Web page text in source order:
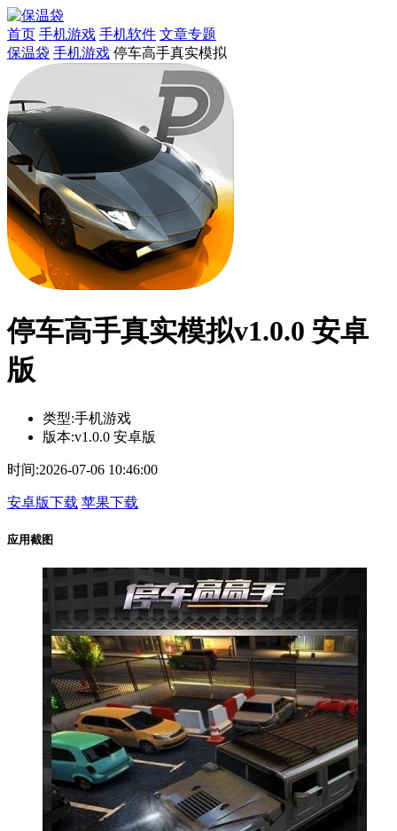
首页 手机游戏 手机软件 文章专题
保温袋 手机游戏 停车高手真实模拟
停车高手真实模拟v1.0.0 安卓
版
类型:手机游戏
版本:v1.0.0 安卓版
时间:2026-07-06 10:46:00
安卓版下载 苹果下载
应用截图